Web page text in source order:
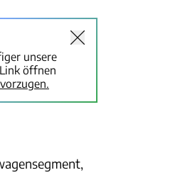
unsere
öffnen